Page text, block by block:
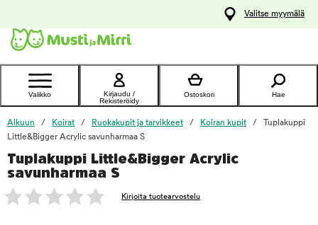
Ota yhteyttä
asiakaspalveluun
Valitse myymälä
Valikko
Kirjaudu /
Rekisteröidy
Ostoskori Hae
Alkuun Koirat Ruokakupit ja tarvikkeet Koiran kupit
Tuplakuppi
Little&Bigger Acrylic savunharmaa S
Tuplakuppi Little&Bigger Acrylic
savunharmaa S
Kirjoita tuotearvostelu
foo